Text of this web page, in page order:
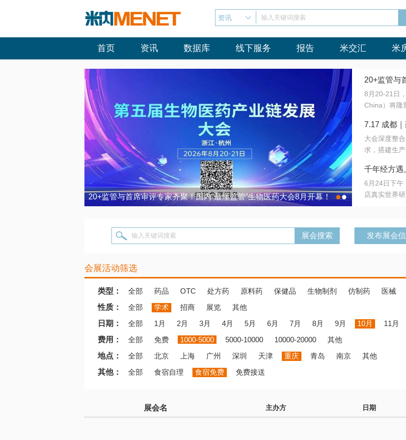
资讯 输入关键词搜索
首页 资讯 数据库 线下服务 报告 米交汇 米
20+监管与首席审评专家齐聚！国内“最懂监管”生物医药大会8月开幕！ 7.17 成都｜
●●
20+监管与
会8月开幕
8月20-21日
China）将隆
法正重新定
难题，呼唤
同与出海能
算力突围；
术攻坚，到
室”与“生产
7.17 成都
营
大会深度整
求，搭建生
域增量份额
千年经方
目在北京同
6月24日下
店真实世界
输入关键词搜索 发布展会
会展活动筛选
类型： 全部 药品 OTC 处方药 原料药 保健品 生物制剂 仿制药 医械
性质：
全部 学术 招商 展览
其他
日期：
全部 1月 2月 3月 4月 5月 6月 7月 8月 9月 10月 11月
费用：
全部 免费 1000-5000 5000-10000 10000-20000
其他
地点：
全部 北京 上海 广州 深圳 天津 重庆 青岛 南京
其他
其他：
全部 食宿自理 食宿免费 免费接送
展会名 主办方 日期